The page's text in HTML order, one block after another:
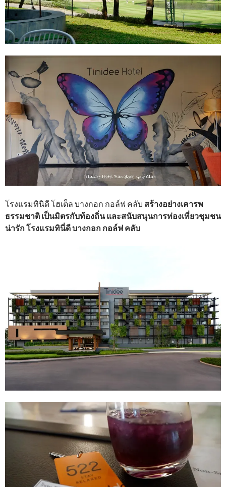
โรงแรมทินิดี โฮเต็ล บางกอก กอล์ฟ คลับ สร้างอย่างเคารพ
ธรรมชาติ เป็นมิตรกับท้องถิ่น และสนับสนุนการท่องเที่ยวชุมชน
น่ารัก โรงแรมทินี่ดี บางกอก กอล์ฟ คลับ